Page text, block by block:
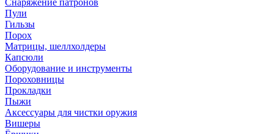
Снаряжение патронов
Пули
Гильзы
Порох
Матрицы, шеллхолдеры
Капсюли
Оборудование и инструменты
Пороховницы
Прокладки
Пыжи
Аксессуары для чистки оружия
Вишеры